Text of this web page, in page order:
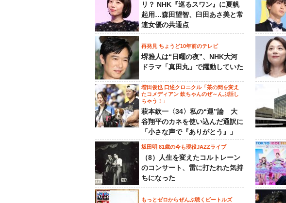
リ？ NHK『巡るスワン』に夏帆
起用…森田望智、臼田あさ美と常
連女優の共通点
再発見 ちょうど10年前のテレビ
堺雅人は“日曜の夜”、NHK大河
ドラマ「真田丸」で躍動していた
増田俊也 口述クロニクル「茶の間を変え
たコメディアン 欽ちゃんのぜ～んぶ話し
ちゃう！」
萩本欽一〈34〉私の“運”論 大
谷翔平のカネを使い込んだ通訳に
「小さな声で『ありがとう』」
坂田明 81歳の今も現役JAZZライブ
（8）人生を変えたコルトレーン
のコンサート、雷に打たれた気持
ちになった
もっとゼロからぜんぶ聴くビートルズ